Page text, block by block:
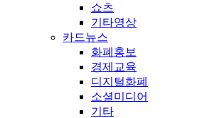
쇼츠
기타영상
카드뉴스
화폐홍보
경제교육
디지털화폐
소셜미디어
기타